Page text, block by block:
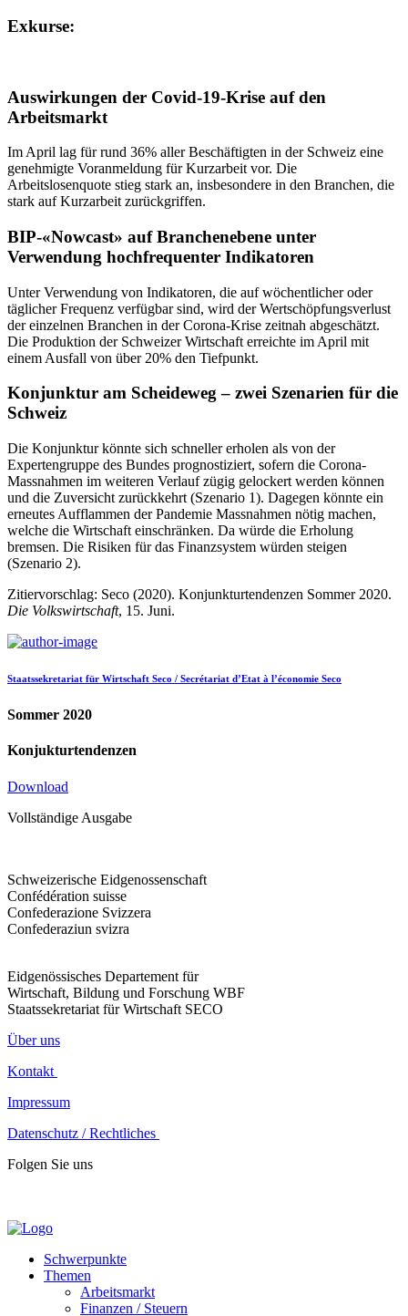
Exkurse:
Auswirkungen der Covid-19-Krise auf den
Arbeitsmarkt
Im April lag für rund 36% aller Beschäftigten in der Schweiz eine
genehmigte Voranmeldung für Kurzarbeit vor. Die
Arbeitslosenquote stieg stark an, insbesondere in den Branchen, die
stark auf Kurzarbeit zurückgriffen.
BIP-«Nowcast» auf Branchenebene unter
Verwendung hochfrequenter Indikatoren
Unter Verwendung von Indikatoren, die auf wöchentlicher oder
täglicher Frequenz verfügbar sind, wird der Wertschöpfungsverlust
der einzelnen Branchen in der Corona-Krise zeitnah abgeschätzt.
Die Produktion der Schweizer Wirtschaft erreichte im April mit
einem Ausfall von über 20% den Tiefpunkt.
Konjunktur am Scheideweg – zwei Szenarien für die
Schweiz
Die Konjunktur könnte sich schneller erholen als von der
Expertengruppe des Bundes prognostiziert, sofern die Corona-
Massnahmen im weiteren Verlauf zügig gelockert werden können
und die Zuversicht zurückkehrt (Szenario 1). Dagegen könnte ein
erneutes Aufflammen der Pandemie Massnahmen nötig machen,
welche die Wirtschaft einschränken. Da würde die Erholung
bremsen. Die Risiken für das Finanzsystem würden steigen
(Szenario 2).
Zitiervorschlag: Seco (2020). Konjunkturtendenzen Sommer 2020.
Die Volkswirtschaft, 15. Juni.
Staatssekretariat für Wirtschaft Seco / Secrétariat d’Etat à l’économie Seco
Sommer 2020
Konjukturtendenzen
Download
Vollständige Ausgabe
Schweizerische Eidgenossenschaft
Confédération suisse
Confederazione Svizzera
Confederaziun svizra
Eidgenössisches Departement für
Wirtschaft, Bildung und Forschung WBF
Staatssekretariat für Wirtschaft SECO
Über uns
Kontakt
Impressum
Datenschutz / Rechtliches
Folgen Sie uns
Schwerpunkte
Themen
Arbeitsmarkt
Finanzen / Steuern